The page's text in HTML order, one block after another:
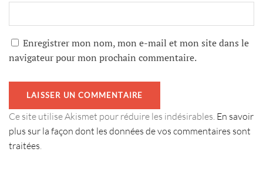
Enregistrer mon nom, mon e-mail et mon site dans le
navigateur pour mon prochain commentaire.
Ce site utilise Akismet pour réduire les indésirables. En savoir
plus sur la façon dont les données de vos commentaires sont
traitées